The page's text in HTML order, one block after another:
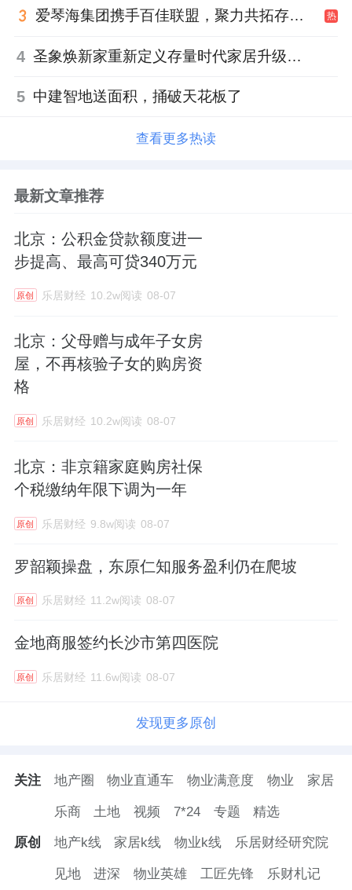
爱琴海集团携手百佳联盟，聚力共拓存量商业新赛道 热
4 圣象焕新家重新定义存量时代家居升级逻辑，筑牢说换就换的底气！
5 中建智地送面积，捅破天花板了
查看更多热读
最新文章推荐
北京：公积金贷款额度进一
步提高、最高可贷340万元
原创 乐居财经 10.2w阅读 08-07
北京：父母赠与成年子女房
屋，不再核验子女的购房资
格
原创 乐居财经 10.2w阅读 08-07
北京：非京籍家庭购房社保
个税缴纳年限下调为一年
原创 乐居财经 9.8w阅读 08-07
罗韶颖操盘，东原仁知服务盈利仍在爬坡
原创 乐居财经 11.2w阅读 08-07
金地商服签约长沙市第四医院
原创 乐居财经 11.6w阅读 08-07
发现更多原创
关注 地产圈 物业直通车 物业满意度 物业 家居
乐商 土地 视频 7*24 专题 精选
原创 地产k线 家居k线 物业k线 乐居财经研究院
见地 进深 物业英雄 工匠先锋 乐财札记